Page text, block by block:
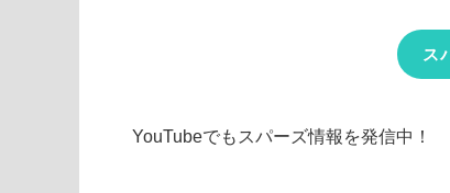
ス
YouTubeでもスパーズ情報を発信中！